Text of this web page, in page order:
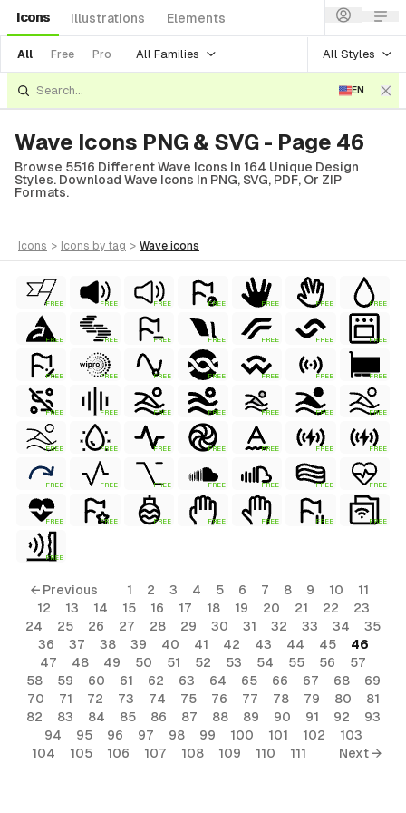
Icons Illustrations Elements
All Free Pro All Families All Styles
EN
Wave Icons PNG & SVG - Page 46
Browse 5516 Different Wave Icons In 164 Unique Design
Styles. Download Wave Icons In PNG, SVG, PDF, Or ZIP
Formats.
icons > icons by tag > wave icons
FREE FREE FREE FREE FREE FREE FREE
FREE FREE FREE FREE FREE FREE FREE
FREE FREE FREE FREE FREE FREE FREE
FREE FREE FREE FREE FREE FREE FREE
FREE FREE FREE FREE FREE FREE FREE
FREE FREE FREE FREE FREE FREE FREE
FREE FREE FREE FREE FREE FREE FREE
FREE
← Previous 1 2 3 4 5 6 7 8 9 10
11
12
13 14 15 16 17 18 19 20 21 22
23
24
25 26 27 28 29 30 31 32 33 34
35
36
37 38 39 40 41 42 43 44 45
46
47
48 49 50 51 52 53 54 55 56
57
58
59 60 61 62 63 64 65 66 67 68
69
70
71 72 73 74 75 76 77 78 79 80
81
82
83 84 85 86 87 88 89 90 91 92
93
94
95 96 97 98 99 100 101 102
103
104
105 106 107 108 109 110 111 Next →